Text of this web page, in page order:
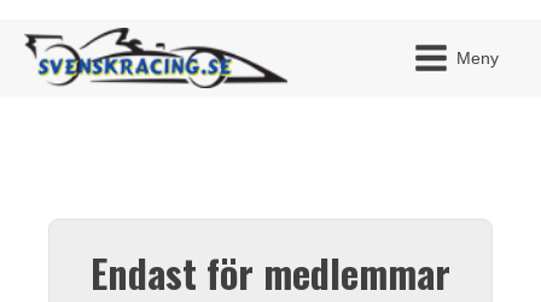
Meny
Endast för medlemmar